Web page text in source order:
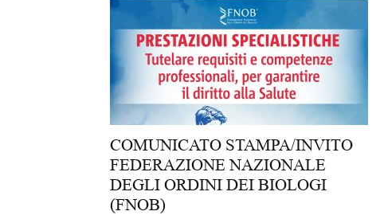
COMUNICATO STAMPA/INVITO
FEDERAZIONE NAZIONALE
DEGLI ORDINI DEI BIOLOGI
(FNOB)